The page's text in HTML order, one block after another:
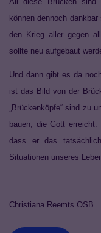
können dennoch
den Krieg aller gegen
sollte neu aufgebaut
Und dann gibt es da
ist das Bild von der
„Brückenköpfe“ sind zu
bauen, die Gott
dass er das
Situationen unseres
Christiana Reemts OSB